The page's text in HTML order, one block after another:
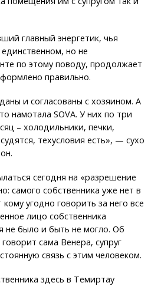
главный энергетик, чья
но не
по этому поводу, продолжает
правильно.
и согласованы с хозяином. А
намотала SOVA. У них по три
– холодильники, печки,
техусловия есть», — сухо
сегодня на «разрешение
самого собственника уже нет в
угодно говорить за него все
лицо собственника
не было и быть не могло. Об
сама Венера, супруг
связь с этим человеком.
здесь в Темиртау